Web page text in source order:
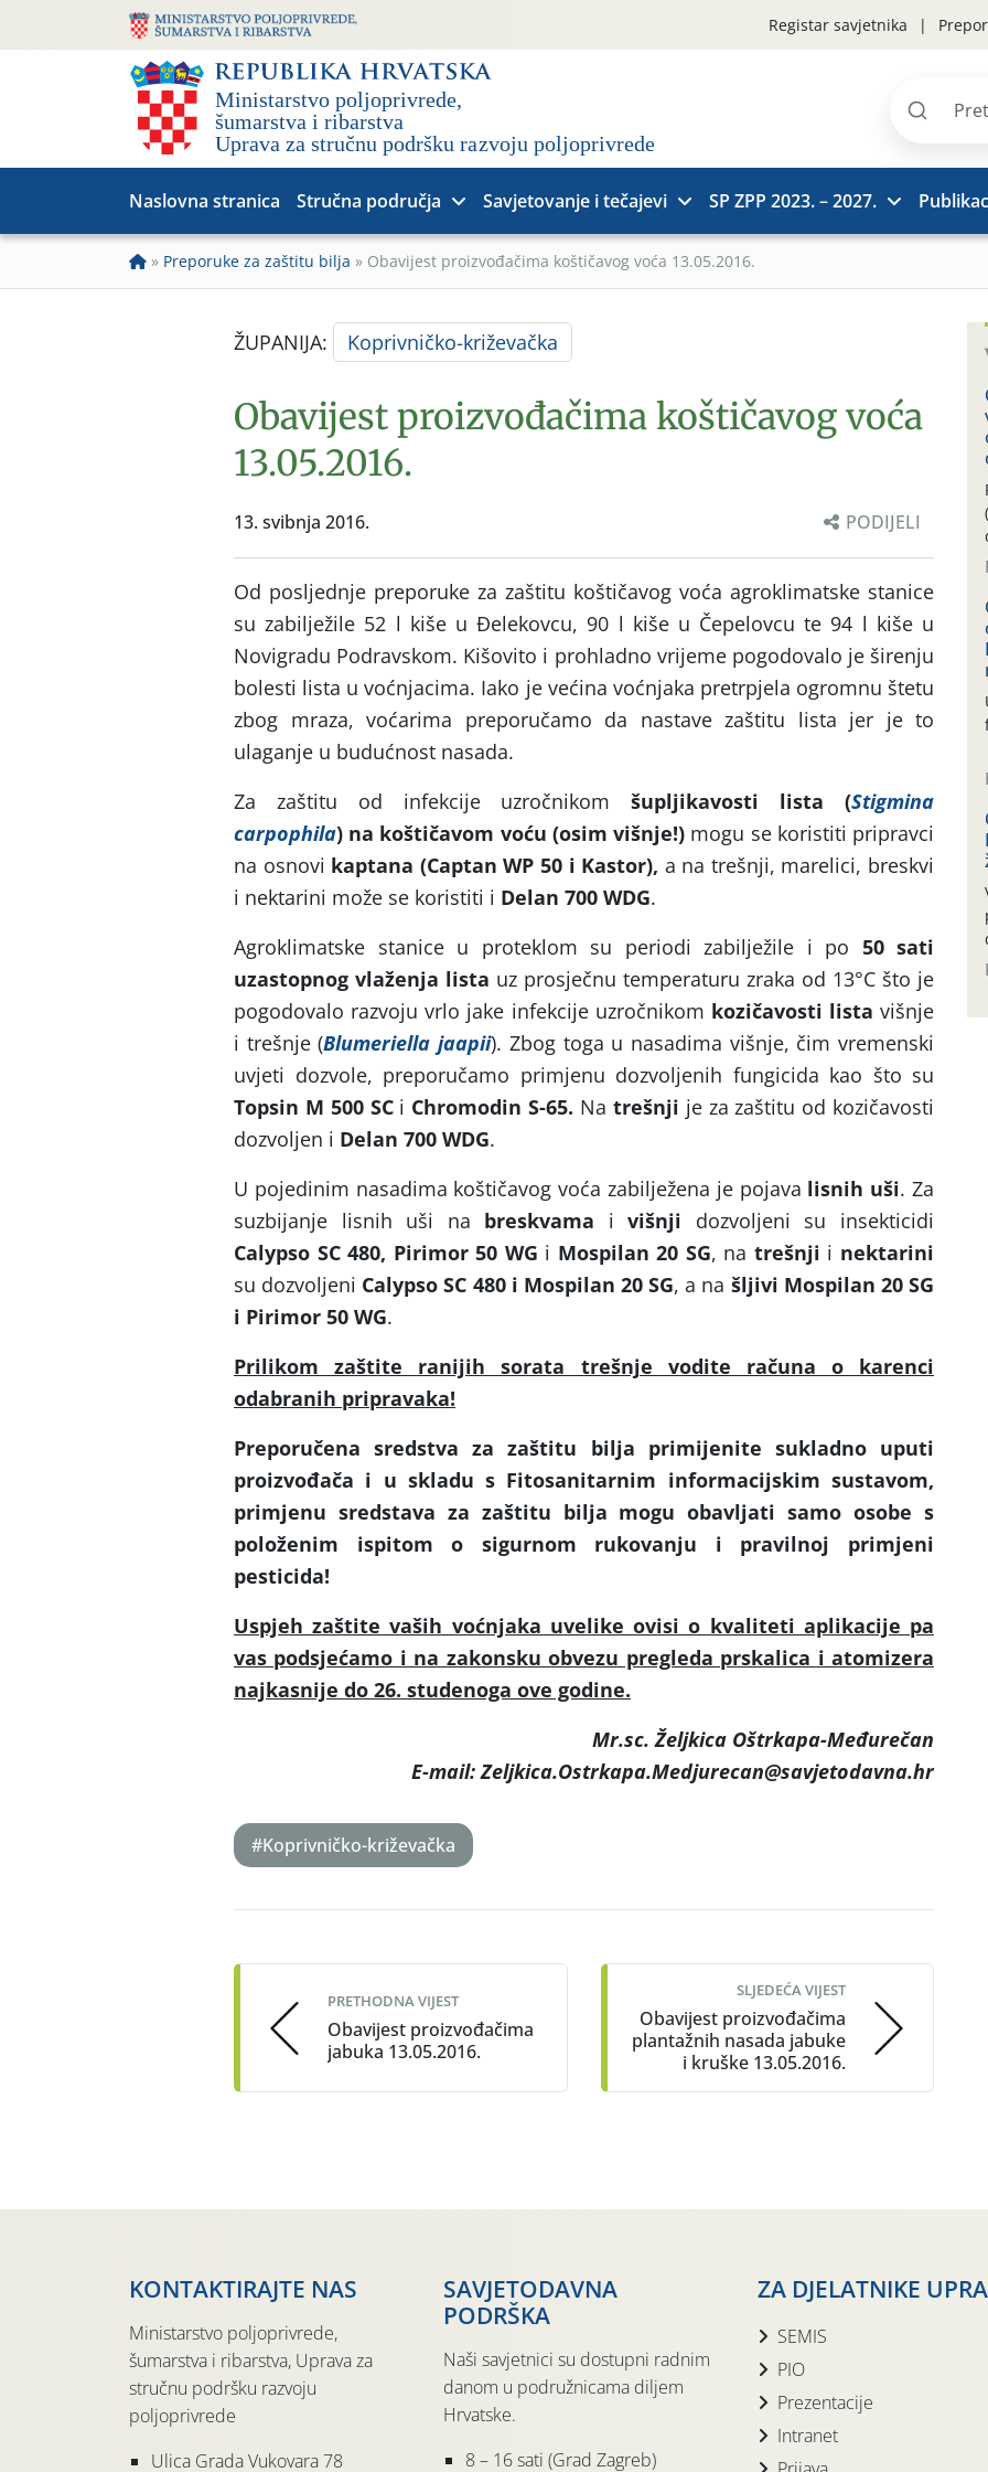
Registar savjetnika
Pretraži
Naslovna stranica Stručna područja Savjetovanje i tečajevi SP ZPP 2023. – 2027.
» Preporuke za zaštitu bilja » Obavijest proizvođačima koštičavog voća 13.05.2016.
ŽUPANIJA: Koprivničko-križevačka
Obavijest proizvođačima koštičavog voća
13.05.2016.
13. svibnja 2016. PODIJELI
Od posljednje preporuke za zaštitu koštičavog voća agroklimatske stanice
su zabilježile 52 l kiše u Đelekovcu, 90 l kiše u Čepelovcu te 94 l kiše u
Novigradu Podravskom. Kišovito i prohladno vrijeme pogodovalo je širenju
bolesti lista u voćnjacima. Iako je većina voćnjaka pretrpjela ogromnu štetu
zbog mraza, voćarima preporučamo da nastave zaštitu lista jer je to
ulaganje u budućnost nasada.
Za zaštitu od infekcije uzročnikomšupljikavosti lista (Stigmina
carpophila) na koštičavom voću (osim višnje!) mogu se koristiti pripravci
na osnovi kaptana (Captan WP 50 i Kastor), a na trešnji, marelici, breskvi
i nektarini može se koristiti i Delan 700 WDG.
Agroklimatske stanice u proteklom su periodi zabilježile i po 50 sati
uzastopnog vlaženja lista uz prosječnu temperaturu zraka od 13°C što je
pogodovalo razvoju vrlo jake infekcije uzročnikom kozičavosti lista višnje
i trešnje (Blumeriella jaapii). Zbog toga u nasadima višnje, čim vremenski
uvjeti dozvole, preporučamo primjenu dozvoljenih fungicida kao što su
Topsin M 500 SCi Chromodin S-65. Na trešnji je za zaštitu od kozičavosti
dozvoljen i Delan 700 WDG.
U pojedinim nasadima koštičavog voća zabilježena je pojava lisnih uši. Za
suzbijanje lisnih uši na breskvama ivišnji dozvoljeni su insekticidi
Calypso SC 480, Pirimor 50 WG i Mospilan 20 SG, na trešnji i nektarini
su dozvoljeni Calypso SC 480 i Mospilan 20 SG, a na šljivi Mospilan 20 SG
i Pirimor 50 WG.
Prilikom zaštite ranijih sorata trešnje vodite računa o karenci
odabranih pripravaka!
Preporučena sredstva za zaštitu bilja primijenite sukladno uputi
proizvođača i u skladu s Fitosanitarnim informacijskim sustavom,
primjenu sredstava za zaštitu bilja mogu obavljati samo osobe s
položenim ispitom o sigurnom rukovanju i pravilnoj primjeni
pesticida!
Uspjeh zaštite vaših voćnjaka uvelike ovisi o kvaliteti aplikacije pa
vas podsjećamo i na zakonsku obvezu pregleda prskalica i atomizera
najkasnije do 26. studenoga ove godine.
Mr.sc. Željkica Oštrkapa-Međurečan
E-mail: Zeljkica.Ostrkapa.Medjurecan@savjetodavna.hr
#Koprivničko-križevačka
navigation
PRETHODNA VIJEST
Obavijest proizvođačima
jabuka 13.05.2016.
SLJEDEĆA VIJEST
Obavijest proizvođačima
plantažnih nasada jabuke
i kruške 13.05.2016.
KONTAKTIRAJTE NAS
Ministarstvo poljoprivrede,
šumarstva i ribarstva, Uprava za
stručnu podršku razvoju
poljoprivrede
Ulica Grada Vukovara 78
SAVJETODAVNA
PODRŠKA
Naši savjetnici su dostupni radnim
danom u podružnicama diljem
Hrvatske.
8 – 16 sati (Grad Zagreb)
ZA DJELATNIKE
SEMIS
PIO
Prezentacije
Intranet